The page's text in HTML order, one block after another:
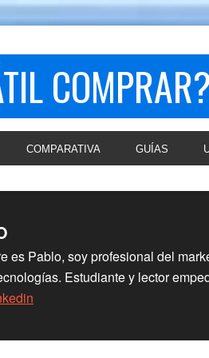
COMPRAR?
COMPARATIVA GUÍAS
es Pablo, soy profesional del
Estudiante y lector